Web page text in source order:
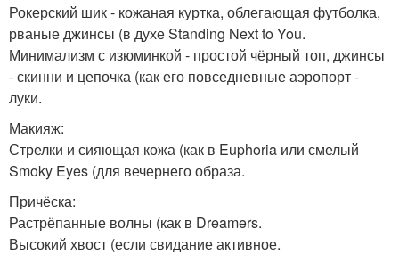
Рокерский шик - кожаная куртка, облегающая футболка,
рваные джинсы (в духе Standing Next to You.
Минимализм с изюминкой - простой чёрный топ, джинсы
- скинни и цепочка (как его повседневные аэропорт -
луки.
Макияж:
Стрелки и сияющая кожа (как в Euphoria или смелый
Smoky Eyes (для вечернего образа.
Причёска:
Растрёпанные волны (как в Dreamers.
Высокий хвост (если свидание активное.